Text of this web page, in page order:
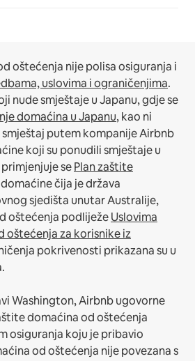
oštećenja nije polisa osiguranja i
uslovima i ograničenjima.
nude smještaje u Japanu, gdje se
domaćina u Japanu, kao ni
putem kompanije Airbnb
koji su ponudili smještaje u
sePlan zaštite
čija je država
sjedišta unutar Australije,
oštećenja podliježeUslovima
oštećenja za korisnike iz
pokrivenosti prikazana su u
Washington, Airbnb ugovorne
domaćina od oštećenja
osiguranja koju je pribavio
od oštećenja nije povezana s